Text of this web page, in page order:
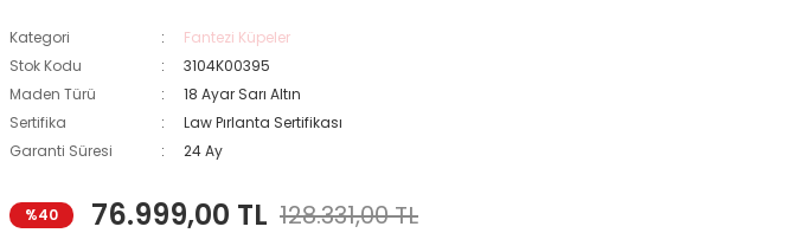
Kategori
Fantezi Küpeler
Stok Kodu
3104K00395
Maden Türü
18 Ayar Sarı Altın
Sertifika
Law Pırlanta Sertifikası
Garanti Süresi
24 Ay
%40 76.999,00 TL 128.331,00 TL